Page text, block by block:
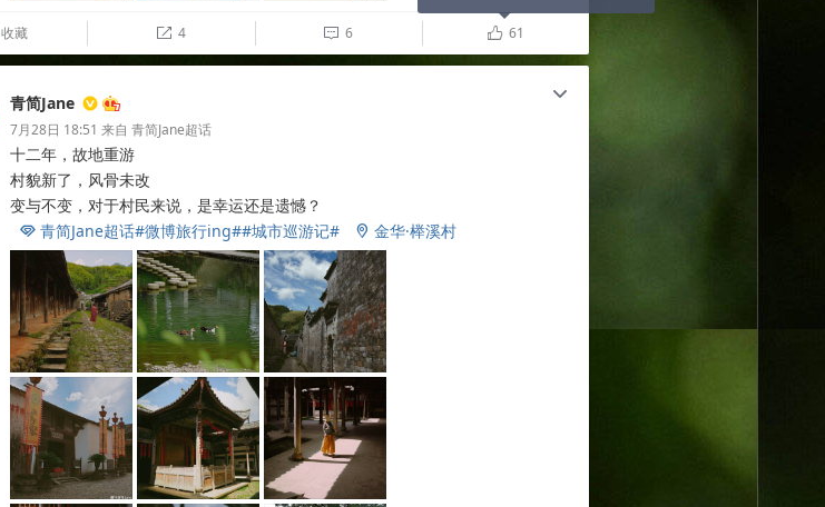
收藏  4  6 ñ 61
c
青简Jane
7月28日 18:51 来自 青简Jane超话
十二年，故地重游
村貌新了，风骨未改
变与不变，对于村民来说，是幸运还是遗憾？
 青简Jane超话#微博旅行ing##城市巡游记# 2 金华·榉溪村